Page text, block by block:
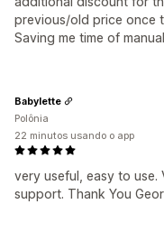
previous/old price once
Saving me time of
very useful, easy to
support. Thank You
Babylette
Polônia
22 minutos usando o app